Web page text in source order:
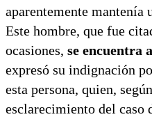
aparentemente
Este hombre, que fue
ocasiones, se encuentra
expresó su indignación
esta persona, quien,
esclarecimiento del caso